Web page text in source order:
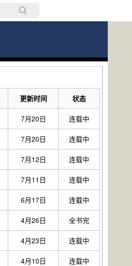
更新时间 状态
7月20日 连载中
7月20日 连载中
7月12日 连载中
7月11日 连载中
6月17日 连载中
4月26日 全书完
4月23日 连载中
4月10日 连载中